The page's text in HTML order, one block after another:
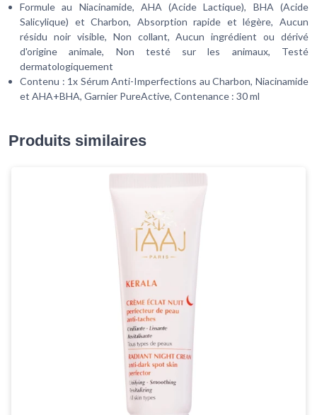
Formule au Niacinamide, AHA (Acide Lactique), BHA (Acide
Salicylique) et Charbon, Absorption rapide et légère, Aucun
résidu noir visible, Non collant, Aucun ingrédient ou dérivé
d'origine animale, Non testé sur les animaux, Testé
dermatologiquement
Contenu : 1x Sérum Anti-Imperfections au Charbon, Niacinamide
et AHA+BHA, Garnier PureActive, Contenance : 30 ml
Produits similaires